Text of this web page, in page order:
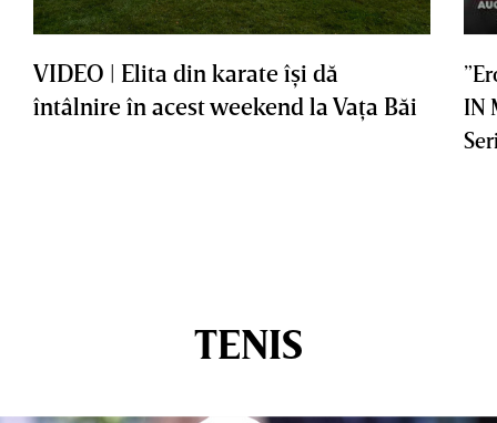
VIDEO | Elita din karate îşi dă
întâlnire în acest weekend la Vaţa Băi
IN
TENIS